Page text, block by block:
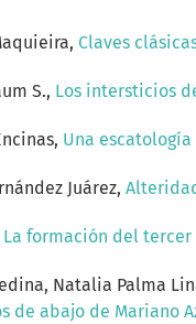
Claves
S., Los intersticios
Una
Juárez,
La formación del
Natalia Palma
de abajo de Mariano